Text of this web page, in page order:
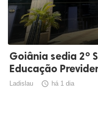
Goiânia sedia 2º
Educação
Ladislau  há 1 dia